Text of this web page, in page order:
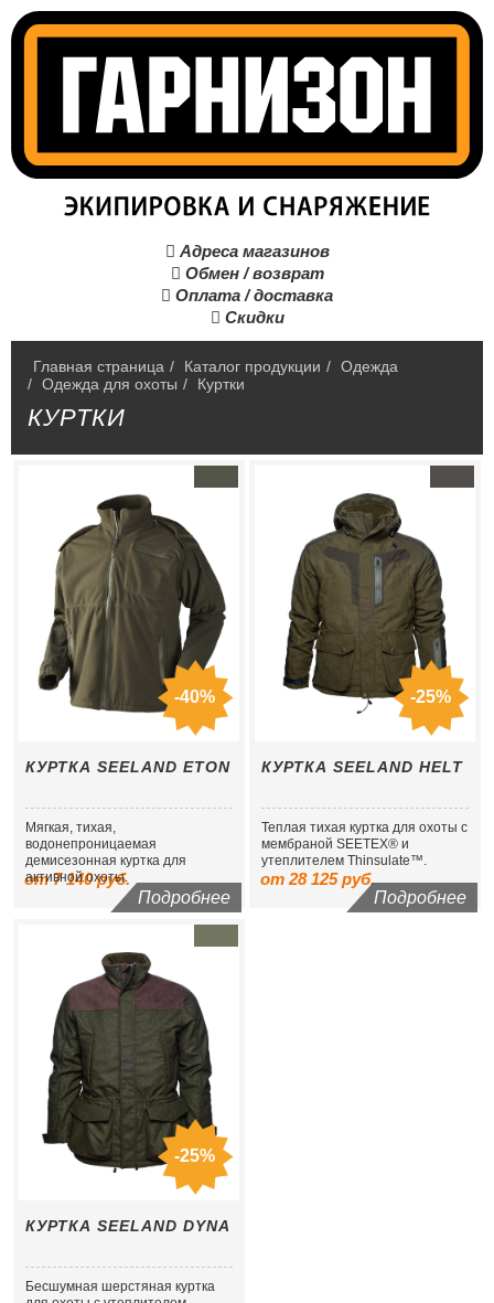
 Адреса магазинов
 Обмен / возврат
 Оплата / доставка
 Скидки
Главная страница / Каталог продукции / Одежда
/ Одежда для охоты / Куртки
КУРТКИ
-40%
КУРТКА SEELAND ETON
Мягкая, тихая,
водонепроницаемая
демисезонная куртка для
активной охоты.
от 7 140 руб.
Подробнее
-25%
КУРТКА SEELAND HELT
Теплая тихая куртка для охоты с
мембраной SEETEX® и
утеплителем Thinsulate™.
от 28 125 руб.
Подробнее
-25%
КУРТКА SEELAND DYNA
Бесшумная шерстяная куртка